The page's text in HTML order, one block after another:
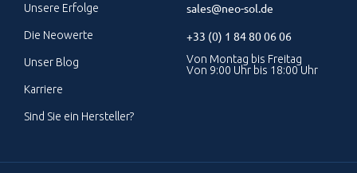
Unsere Erfolge
Die Neowerte
Unser Blog
Karriere
Sind Sie ein Hersteller?
sales@neo-sol.de
+33 (0) 1 84 80 06 06
Von Montag bis Freitag
Von 9:00 Uhr bis 18:00 Uhr